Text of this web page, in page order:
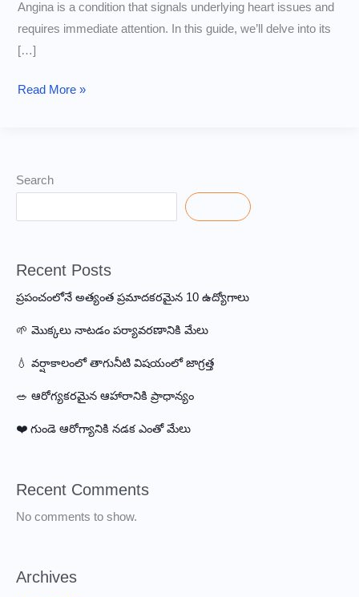
Angina is a condition that signals underlying heart issues and
requires immediate attention. In this guide, we’ll delve into its
[…]
How
Symptoms,
Causes,
and
Signs.
Read More »
Search
Recent Posts
ప్రపంచంలోనే అత్యంత ప్రమాదకరమైన 10 ఉద్యోగాలు
🌱 మొక్కలు నాటడం పర్యావరణానికి మేలు
💧 వర్షాకాలంలో తాగునీటి విషయంలో జాగ్రత్త
🥗 ఆరోగ్యకరమైన ఆహారానికి ప్రాధాన్యం
❤️ గుండె ఆరోగ్యానికి నడక ఎంతో మేలు
Recent Comments
No comments to show.
Archives